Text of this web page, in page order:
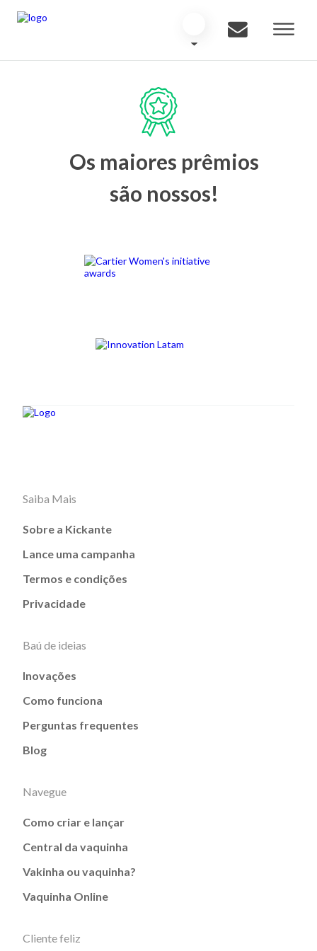
Os maiores prêmios
são nossos!
Saiba Mais
Sobre a Kickante
Lance uma campanha
Termos e condições
Privacidade
Baú de ideias
Inovações
Como funciona
Perguntas frequentes
Blog
Navegue
Como criar e lançar
Central da vaquinha
Vakinha ou vaquinha?
Vaquinha Online
Cliente feliz